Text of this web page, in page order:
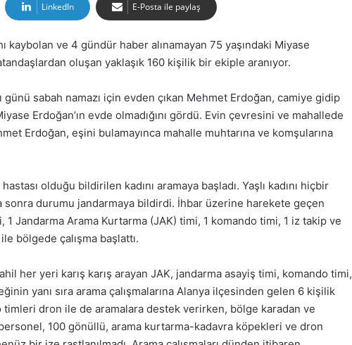
LinkedIn E-Posta ile paylaş
kaybolan ve 4 gündür haber alınamayan 75 yaşındaki Miyase
oluşan yaklaşık 160 kişilik bir ekiple aranıyor.
sabah namazı için evden çıkan Mehmet Erdoğan, camiye gidip
Erdoğan’ın evde olmadığını gördü. Evin çevresini ve mahallede
Erdoğan, eşini bulamayınca mahalle muhtarına ve komşularına
olduğu bildirilen kadını aramaya başladı. Yaşlı kadını hiçbir
sonra durumu jandarmaya bildirdi. İhbar üzerine harekete geçen
Jandarma Arama Kurtarma (JAK) timi, 1 komando timi, 1 iz takip ve
bölgede çalışma başlattı.
her yeri karış karış arayan JAK, jandarma asayiş timi, komando timi,
yanı sıra arama çalışmalarına Alanya ilçesinden gelen 6 kişilik
timleri dron ile de aramalara destek verirken, bölge karadan ve
personel, 100 gönüllü, arama kurtarma-kadavra köpekleri ve dron